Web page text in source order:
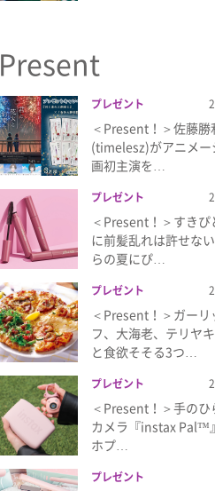
Present
プレゼント
＜Present！＞佐藤勝
(timelesz)がアニメー
画初主演を…
プレゼント
＜Present！＞すきぴ
に前髪乱れは許せな
らの夏にぴ…
プレゼント
＜Present！＞ガーリ
フ、大海老、テリヤ
と食欲そそる3つ…
プレゼント
＜Present！＞手のひ
カメラ『instax Pal™
ホプ…
プレゼント